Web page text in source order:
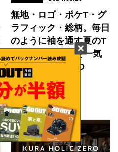
無地・ロゴ・ポケT・グ
ラフィック・総柄。毎日
のように袖を通す夏のT
シャツ30モデルを一気
見せ!!【買えるGO
OUT】
SHOHEI KURODA